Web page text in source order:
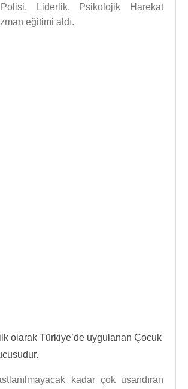
Liderlik, Psikolojik Harekat
eğitimi aldı.
olarak Türkiye’de uygulanan Çocuk
kadar çok usandıran